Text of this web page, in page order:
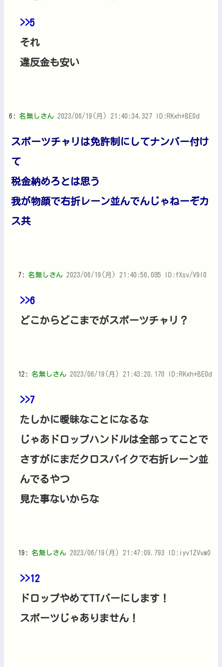
>>5
それ
違反金も安い
6: 名無しさん 2023/06/19(月) 21:40:34.327 ID:RKxh+BE0d
スポーツチャリは免許制にしてナンバー付け
て
税金納めろとは思う
我が物顔で右折レーン並んでんじゃねーぞカ
ス共
7: 名無しさん 2023/06/19(月) 21:40:56.085 ID:fXsv/V9I0
>>6
どこからどこまでがスポーツチャリ？
12: 名無しさん 2023/06/19(月) 21:43:20.170 ID:RKxh+BE0d
>>7
たしかに曖昧なことになるな
じゃあドロップハンドルは全部ってことで
さすがにまだクロスバイクで右折レーン並
んでるやつ
見た事ないからな
19: 名無しさん 2023/06/19(月) 21:47:09.793 ID:iyv1ZVvm0
>>12
ドロップやめてTTバーにします！
スポーツじゃありません！